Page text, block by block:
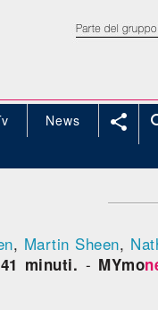
News 
, Martin Sheen,
minuti. - MYmo